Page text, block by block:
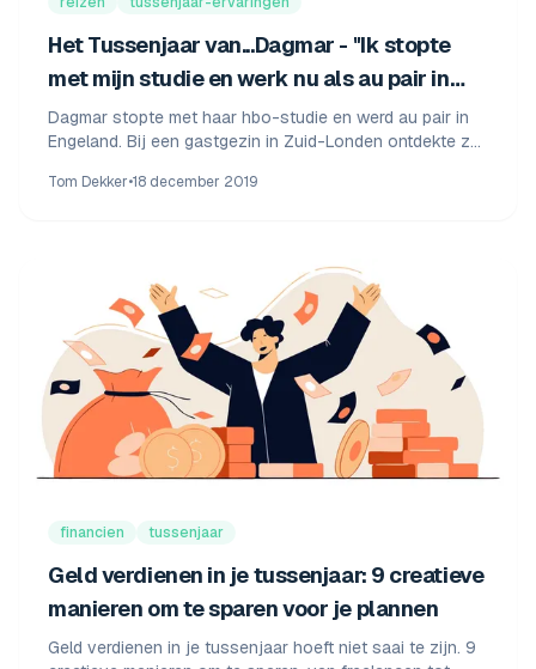
Het Tussenjaar van...Dagmar - "Ik stopte
met mijn studie en werk nu als au pair in
Engeland"
Dagmar stopte met haar hbo-studie en werd au pair in
Engeland. Bij een gastgezin in Zuid-Londen ontdekte ze
Tom Dekker•18 december 2019
financien tussenjaar
Geld verdienen in je tussenjaar: 9 creatieve
manieren om te sparen voor je plannen
Geld verdienen in je tussenjaar hoeft niet saai te zijn. 9